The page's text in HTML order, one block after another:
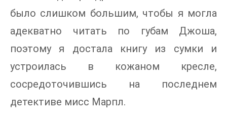
было слишком большим, чтобы я могла
адекватно читать по губам Джоша,
поэтому я достала книгу из сумки и
устроилась в кожаном кресле,
сосредоточившись на последнем
детективе мисс Марпл.